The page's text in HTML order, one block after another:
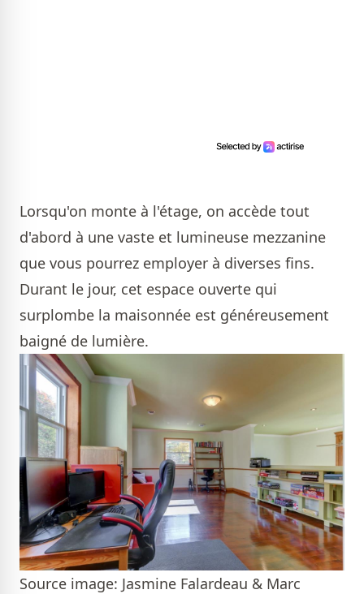
Lorsqu'on monte à l'étage, on accède tout
d'abord à une vaste et lumineuse mezzanine
que vous pourrez employer à diverses fins.
Durant le jour, cet espace ouverte qui
surplombe la maisonnée est généreusement
baigné de lumière.
Source image: Jasmine Falardeau & Marc